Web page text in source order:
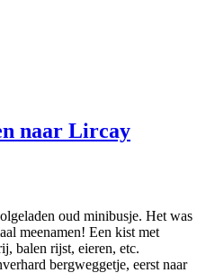
naar Lircay
oud minibusje. Het was
meenamen! Een kist met
balen rijst, eieren, etc.
bergweggetje, eerst naar